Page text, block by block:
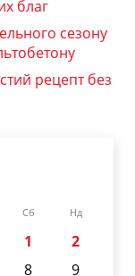
благ
сезону
рецепт без
Сб Нд
1
2
8
9